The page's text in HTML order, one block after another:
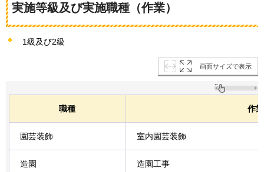
実施等級及び実施職種（作業）
1級及び2級
画面サイズで表示
職種 作業
園芸装飾 室内園芸装飾
造園 造園工事